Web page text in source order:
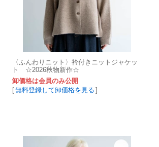
〈ふんわりニット〉衿付きニットジャケッ
ト ☆2026秋物新作☆
卸価格は会員のみ公開
[無料登録して卸価格を見る ]